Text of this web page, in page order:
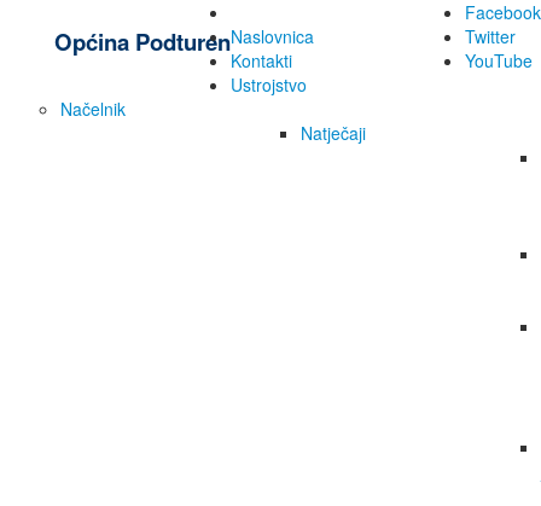
Općina Podturen
Facebook
Twitter
YouTube
Naslovnica
Kontakti
Ustrojstvo
Načelnik
Natječaji